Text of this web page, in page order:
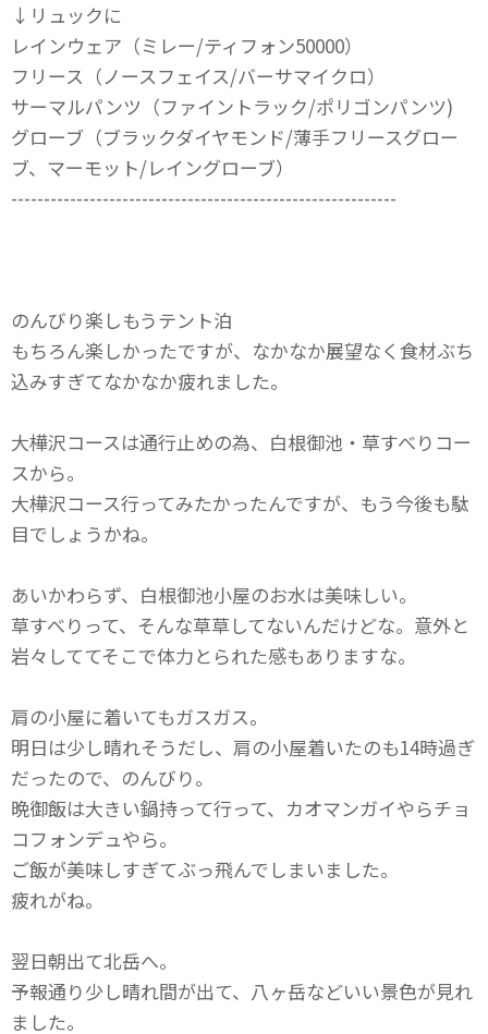
↓リュックに
レインウェア（ミレー/ティフォン50000）
フリース（ノースフェイス/バーサマイクロ）
サーマルパンツ（ファイントラック/ポリゴンパンツ)
グローブ（ブラックダイヤモンド/薄手フリースグロー
ブ、マーモット/レイングローブ）
-----------------------------------------------------------
のんびり楽しもうテント泊
もちろん楽しかったですが、なかなか展望なく食材ぶち
込みすぎてなかなか疲れました。
大樺沢コースは通行止めの為、白根御池・草すべりコー
スから。
大樺沢コース行ってみたかったんですが、もう今後も駄
目でしょうかね。
あいかわらず、白根御池小屋のお水は美味しい。
草すべりって、そんな草草してないんだけどな。意外と
岩々しててそこで体力とられた感もありますな。
肩の小屋に着いてもガスガス。
明日は少し晴れそうだし、肩の小屋着いたのも14時過ぎ
だったので、のんびり。
晩御飯は大きい鍋持って行って、カオマンガイやらチョ
コフォンデュやら。
ご飯が美味しすぎてぶっ飛んでしまいました。
疲れがね。
翌日朝出て北岳へ。
予報通り少し晴れ間が出て、八ヶ岳などいい景色が見れ
ました。